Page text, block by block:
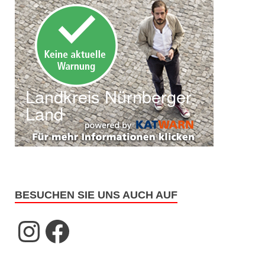
BESUCHEN SIE UNS AUCH AUF